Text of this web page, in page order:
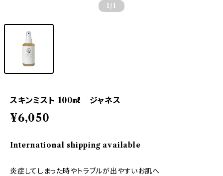
1 /1
スキンミスト 100㎖ ジャネス
¥6,050
International shipping available
炎症してしまった時やトラブルが出やすいお肌へ